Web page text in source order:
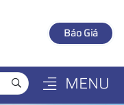
Báo Giá
MENU